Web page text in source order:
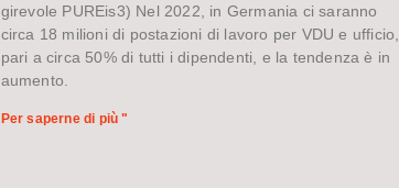
girevole PUREis3) Nel 2022, in Germania ci saranno
circa 18 milioni di postazioni di lavoro per VDU e ufficio,
pari a circa 50% di tutti i dipendenti, e la tendenza è in
aumento.
Per saperne di più "